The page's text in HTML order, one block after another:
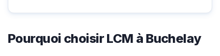
Pourquoi choisir LCM à Buchelay